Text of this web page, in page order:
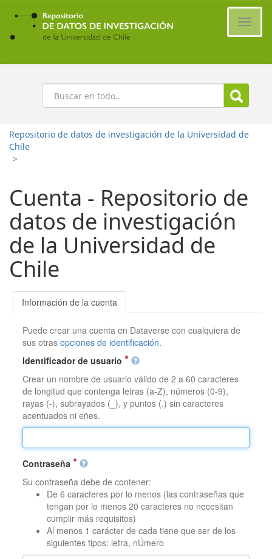
Ir
contenido
principal
Buscar
Repositorio de datos de investigación de la Universidad de
Chile
>
Cuenta - Repositorio de
datos de investigación
de la Universidad de
Chile
Información de la cuenta
Puede crear una cuenta en Dataverse con cualquiera de
sus otrasopciones de identificación.
Identificador de usuario
Crear un nombre de usuario válido de 2 a 60 caracteres
de longitud que contenga letras (a-Z), números (0-9),
rayas (-), subrayados (_), y puntos (.) sin caracteres
acentuados ni eñes.
Contraseña
Su contraseña debe de contener:
De 6 caracteres por lo menos (las contraseñas que
tengan por lo menos 20 caracteres no necesitan
cumplir más requisitos)
Al menos 1 carácter de cada tiene que ser de los
siguientes tipos: letra, nÚmero